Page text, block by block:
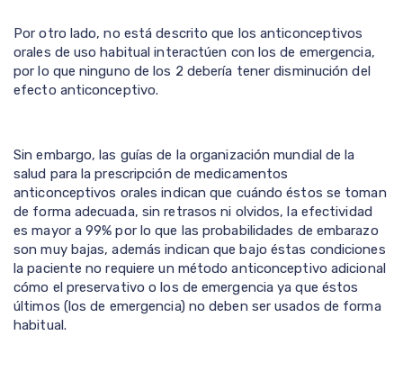
Por otro lado, no está descrito que los anticonceptivos
orales de uso habitual interactúen con los de emergencia,
por lo que ninguno de los 2 debería tener disminución del
efecto anticonceptivo.
Sin embargo, las guías de la organización mundial de la
salud para la prescripción de medicamentos
anticonceptivos orales indican que cuándo éstos se toman
de forma adecuada, sin retrasos ni olvidos, la efectividad
es mayor a 99% por lo que las probabilidades de embarazo
son muy bajas, además indican que bajo éstas condiciones
la paciente no requiere un método anticonceptivo adicional
cómo el preservativo o los de emergencia ya que éstos
últimos (los de emergencia) no deben ser usados de forma
habitual.